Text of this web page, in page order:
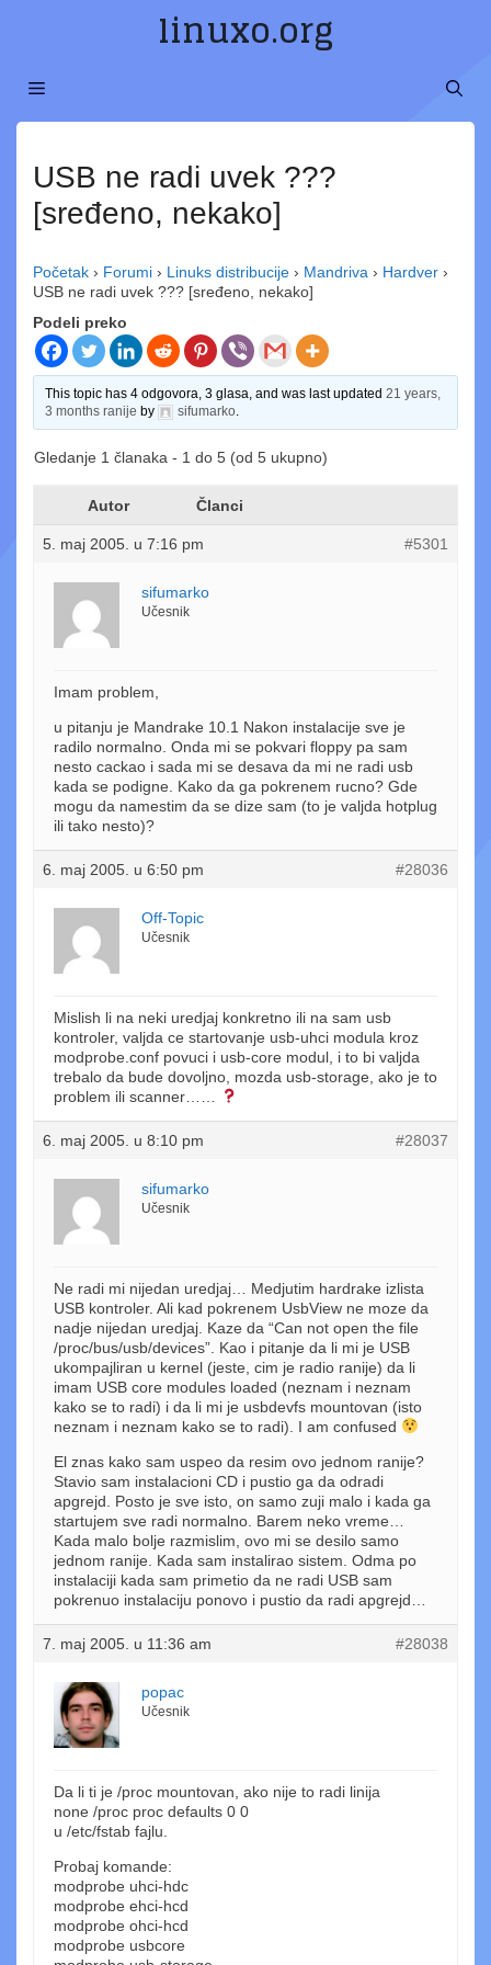
linuxo.org
MENI
USB ne radi uvek ???
[sređeno, nekako]
Početak › Forumi › Linuks distribucije › Mandriva › Hardver ›
USB ne radi uvek ??? [sređeno, nekako]
Podeli preko
This topic has 4 odgovora, 3 glasa, and was last updated21 years,
3 months ranije by sifumarko
Gledanje 1 članaka - 1 do 5 (od 5 ukupno)
Autor Članci
5. maj 2005. u 7:16 pm #5301
sifumarko
Učesnik
Imam problem,
u pitanju je Mandrake 10.1 Nakon instalacije sve je
radilo normalno. Onda mi se pokvari floppy pa sam
nesto cackao i sada mi se desava da mi ne radi usb
kada se podigne. Kako da ga pokrenem rucno? Gde
mogu da namestim da se dize sam (to je valjda hotplug
ili tako nesto)?
6. maj 2005. u 6:50 pm #28036
Off-Topic
Učesnik
Mislish li na neki uredjaj konkretno ili na sam usb
kontroler, valjda ce startovanje usb-uhci modula kroz
modprobe.conf povuci i usb-core modul, i to bi valjda
trebalo da bude dovoljno, mozda usb-storage, ako je to
problem ili scanner……
6. maj 2005. u 8:10 pm #28037
sifumarko
Učesnik
Ne radi mi nijedan uredjaj… Medjutim hardrake izlista
USB kontroler. Ali kad pokrenem UsbView ne moze da
nadje nijedan uredjaj. Kaze da “Can not open the file
/proc/bus/usb/devices”. Kao i pitanje da li mi je USB
ukompajliran u kernel (jeste, cim je radio ranije) da li
imam USB core modules loaded (neznam i neznam
kako se to radi) i da li mi je usbdevfs mountovan (isto
neznam i neznam kako se to radi). I am confused
El znas kako sam uspeo da resim ovo jednom ranije?
Stavio sam instalacioni CD i pustio ga da odradi
apgrejd. Posto je sve isto, on samo zuji malo i kada ga
startujem sve radi normalno. Barem neko vreme…
Kada malo bolje razmislim, ovo mi se desilo samo
jednom ranije. Kada sam instalirao sistem. Odma po
instalaciji kada sam primetio da ne radi USB sam
pokrenuo instalaciju ponovo i pustio da radi apgrejd…
7. maj 2005. u 11:36 am #28038
popac
Učesnik
Da li ti je /proc mountovan, ako nije to radi linija
none /proc proc defaults 0 0
u /etc/fstab fajlu.
Probaj komande:
modprobe uhci-hdc
modprobe ehci-hcd
modprobe ohci-hcd
modprobe usbcore